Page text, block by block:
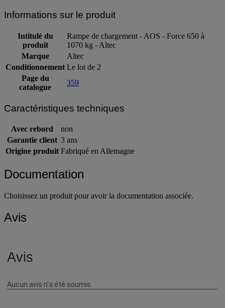
Informations sur le produit
Intitulé du
produit
Rampe de chargement - AOS - Force 650 à
1070 kg - Altec
Marque
Altec
Conditionnement Le lot de 2
Page du
catalogue
359
Caractéristiques techniques
Avec rebord
non
Garantie client 3 ans
Origine produit Fabriqué en Allemagne
Documentation
Choisissez un produit pour avoir la documentation associée.
Avis